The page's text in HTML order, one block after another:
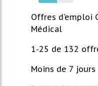
53%
Offres d'emploi
Médical
1-25 de 132
Moins de 7